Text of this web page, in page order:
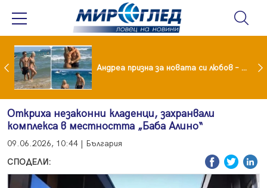
Драма вместо щастие: Звезда от "Татковци" е в болница с високорискова бременност Андреа призна за новата си любов – руснакът Игор
Откриха незаконни кладенци, захранвали
комплекса в местността „Баба Алино“
09.06.2026, 10:44 | България
СПОДЕЛИ: